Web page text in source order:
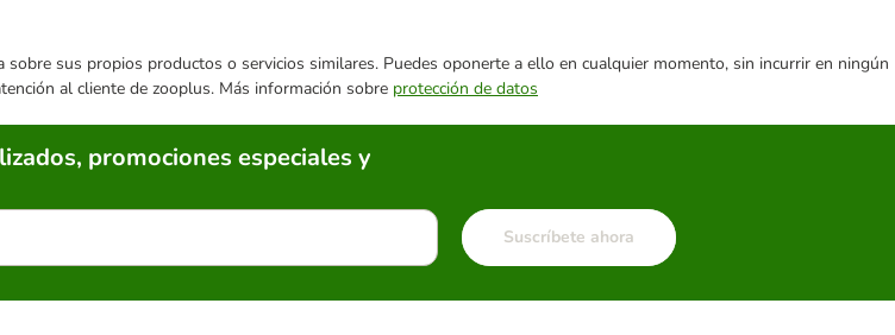
sus propios productos o servicios similares. Puedes oponerte a ello en cualquier momento, sin incurrir en ningún
al cliente de zooplus. Más información sobre protección de datos
promociones especiales y
Suscríbete ahora